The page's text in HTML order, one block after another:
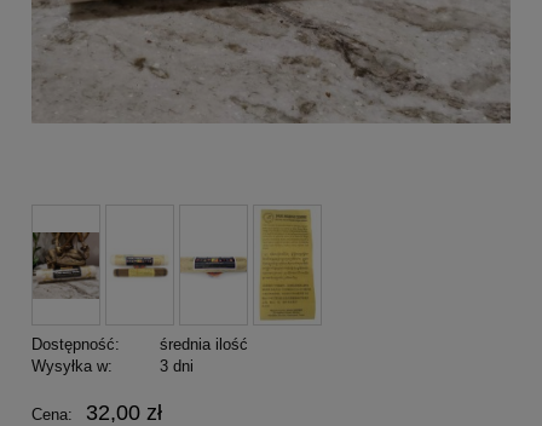
Dostępność:
średnia ilość
Wysyłka w:
3 dni
Cena: 32,00 zł